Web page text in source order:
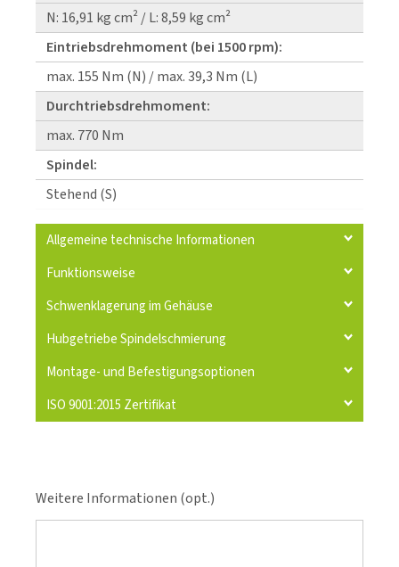
N: 16,91 kg cm² / L: 8,59 kg cm²
Eintriebsdrehmoment (bei 1500 rpm):
max. 155 Nm (N) / max. 39,3 Nm (L)
Durchtriebsdrehmoment:
max. 770 Nm
Spindel:
Stehend (S)
Allgemeine technische Informationen
Funktionsweise
Schwenklagerung im Gehäuse
Hubgetriebe Spindelschmierung
Montage- und Befestigungsoptionen
ISO 9001:2015 Zertifikat
Weitere Informationen (opt.)